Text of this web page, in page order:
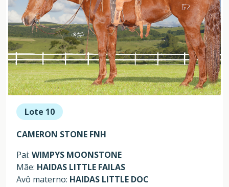
Lote 10
CAMERON STONE FNH
Pai: WIMPYS MOONSTONE
Mãe: HAIDAS LITTLE FAILAS
Avô materno: HAIDAS LITTLE DOC